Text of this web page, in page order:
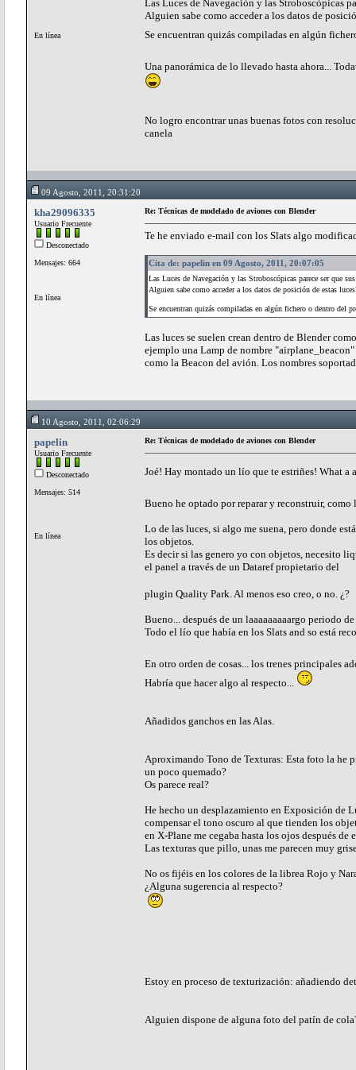
En línea
Las Luces de Navegación y las Stroboscópicas
Alguien sabe como acceder a los datos de
Se encuentran quizás compiladas en algún
Una panorámica de lo llevado hasta ahora...
No logro encontrar unas buenas fotos con
canela
09 Agosto, 2011, 20:31:20
kha29096335
Usuario Frecuente
Desconectado
Mensajes: 664
En línea
Re: Técnicas de modelado de aviones con Blender
Te he enviado e-mail con los Slats algo
Cita de: papelin en 09 Agosto, 2011, 20:07:05
Las Luces de Navegación y las Stroboscópicas parece ser que
Alguien sabe como acceder a los datos de posición de estas
Se encuentran quizás compiladas en algún fichero o dentro del
Las luces se suelen crean dentro de Blender
ejemplo una Lamp de nombre
como la Beacon del avión. Los nombres
10 Agosto, 2011, 02:06:29
papelin
Usuario Frecuente
Desconectado
Mensajes: 514
En línea
Re: Técnicas de modelado de aviones con Blender
Joé! Hay montado un lío que te estriñes! What a
Bueno he optado por reparar y reconstruir,
Lo de las luces, si algo me suena, pero donde
los objetos.
Es decir si las genero yo con objetos, necesito
el panel a través de un Dataref propietario del
plugin Quality Park. Al menos eso creo, o no. ¿?
Bueno... después de un laaaaaaaaargo periodo
Todo el lío que había en los Slats and so está
En otro orden de cosas... los trenes principales
Habría que hacer algo al respecto...
Añadidos ganchos en las Alas.
Aproximando Tono de Texturas: Esta foto la he
un poco quemado?
Os parece real?
He hecho un desplazamiento en Exposición de
compensar el tono oscuro al que tienden los
en X-Plane me cegaba hasta los ojos después
Las texturas que pillo, unas me parecen muy
No os fijéis en los colores de la librea Rojo y
¿Alguna sugerencia al respecto?
Estoy en proceso de texturización: añadiendo
Alguien dispone de alguna foto del patín de